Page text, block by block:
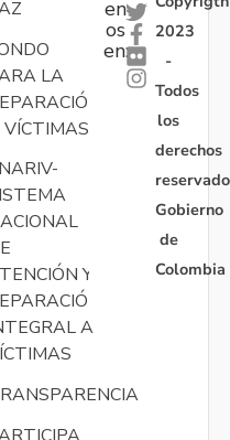
LA
Y
A
en
os
en:
2023
-
Todos
los
derechos
Gobierno
de
Colombia